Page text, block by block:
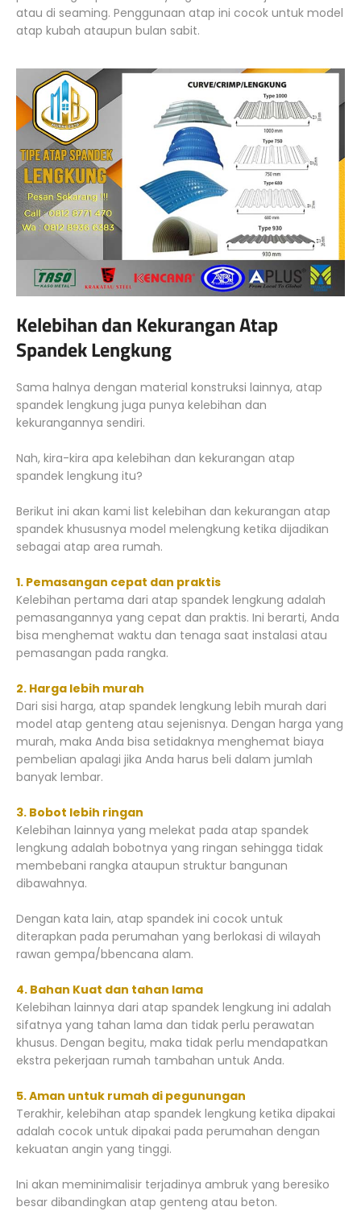
atau di seaming. Penggunaan atap ini cocok untuk model
atap kubah ataupun bulan sabit.
Kelebihan dan Kekurangan Atap
Spandek Lengkung
Sama halnya dengan material konstruksi lainnya, atap
spandek lengkung juga punya kelebihan dan
kekurangannya sendiri.
Nah, kira-kira apa kelebihan dan kekurangan atap
spandek lengkung itu?
Berikut ini akan kami list kelebihan dan kekurangan atap
spandek khususnya model melengkung ketika dijadikan
sebagai atap area rumah.
1. Pemasangan cepat dan praktis
Kelebihan pertama dari atap spandek lengkung adalah
pemasangannya yang cepat dan praktis. Ini berarti, Anda
bisa menghemat waktu dan tenaga saat instalasi atau
pemasangan pada rangka.
2. Harga lebih murah
Dari sisi harga, atap spandek lengkung lebih murah dari
model atap genteng atau sejenisnya. Dengan harga yang
murah, maka Anda bisa setidaknya menghemat biaya
pembelian apalagi jika Anda harus beli dalam jumlah
banyak lembar.
3. Bobot lebih ringan
Kelebihan lainnya yang melekat pada atap spandek
lengkung adalah bobotnya yang ringan sehingga tidak
membebani rangka ataupun struktur bangunan
dibawahnya.
Dengan kata lain, atap spandek ini cocok untuk
diterapkan pada perumahan yang berlokasi di wilayah
rawan gempa/bbencana alam.
4. Bahan Kuat dan tahan lama
Kelebihan lainnya dari atap spandek lengkung ini adalah
sifatnya yang tahan lama dan tidak perlu perawatan
khusus. Dengan begitu, maka tidak perlu mendapatkan
ekstra pekerjaan rumah tambahan untuk Anda.
5. Aman untuk rumah di pegunungan
Terakhir, kelebihan atap spandek lengkung ketika dipakai
adalah cocok untuk dipakai pada perumahan dengan
kekuatan angin yang tinggi.
Ini akan meminimalisir terjadinya ambruk yang beresiko
besar dibandingkan atap genteng atau beton.